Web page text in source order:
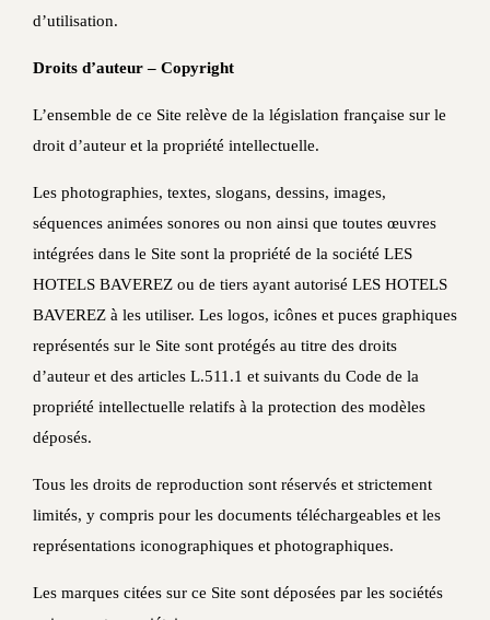
d’utilisation.
Droits d’auteur – Copyright
L’ensemble de ce Site relève de la législation française sur le
droit d’auteur et la propriété intellectuelle.
Les photographies, textes, slogans, dessins, images,
séquences animées sonores ou non ainsi que toutes œuvres
intégrées dans le Site sont la propriété de la société LES
HOTELS BAVEREZ ou de tiers ayant autorisé LES HOTELS
BAVEREZ à les utiliser. Les logos, icônes et puces graphiques
représentés sur le Site sont protégés au titre des droits
d’auteur et des articles L.511.1 et suivants du Code de la
propriété intellectuelle relatifs à la protection des modèles
déposés.
Tous les droits de reproduction sont réservés et strictement
limités, y compris pour les documents téléchargeables et les
représentations iconographiques et photographiques.
Les marques citées sur ce Site sont déposées par les sociétés